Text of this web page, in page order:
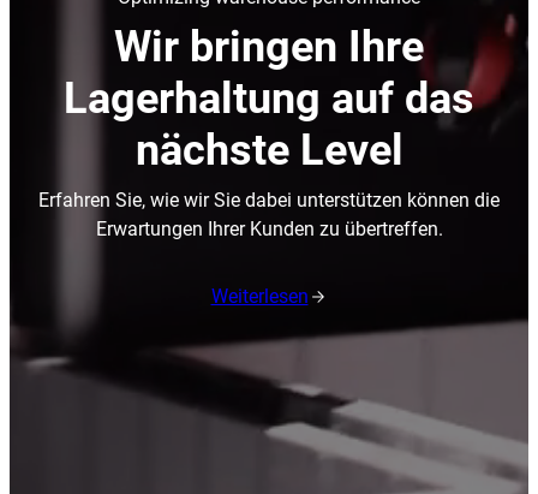
Wir bringen Ihre
Lagerhaltung auf das
nächste Level
Erfahren Sie, wie wir Sie dabei unterstützen können die
Erwartungen Ihrer Kunden zu übertreffen.
Weiterlesen